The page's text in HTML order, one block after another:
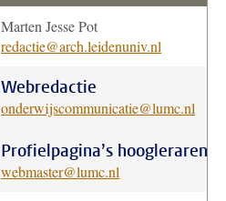
Marten Jesse Pot
redactie@arch.leidenuniv.nl
Webredactie
onderwijscommunicatie@lumc.nl
Profielpagina’s hoogleraren
webmaster@lumc.nl